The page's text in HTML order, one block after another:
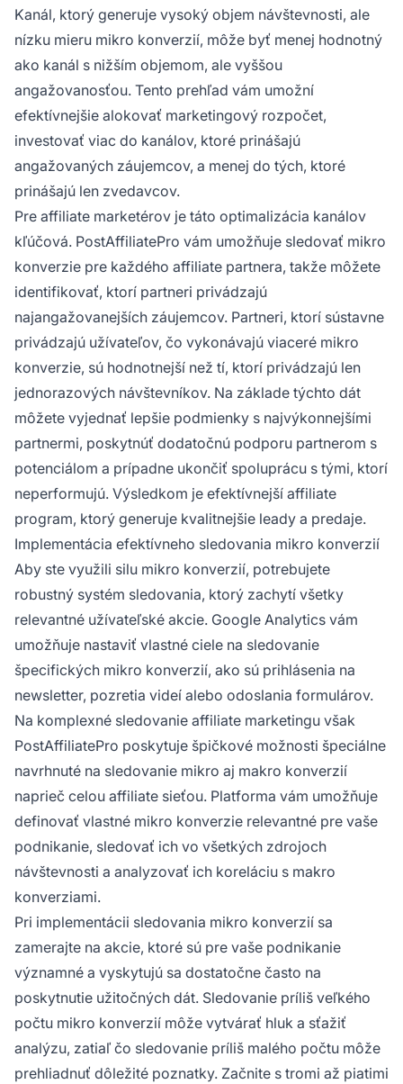
Kanál, ktorý generuje vysoký objem návštevnosti, ale
nízku mieru mikro konverzií, môže byť menej hodnotný
ako kanál s nižším objemom, ale vyššou
angažovanosťou. Tento prehľad vám umožní
efektívnejšie alokovať marketingový rozpočet,
investovať viac do kanálov, ktoré prinášajú
angažovaných záujemcov, a menej do tých, ktoré
prinášajú len zvedavcov.
Pre affiliate marketérov je táto optimalizácia kanálov
kľúčová. PostAffiliatePro vám umožňuje sledovať mikro
konverzie pre každého affiliate partnera, takže môžete
identifikovať, ktorí partneri privádzajú
najangažovanejších záujemcov. Partneri, ktorí sústavne
privádzajú užívateľov, čo vykonávajú viaceré mikro
konverzie, sú hodnotnejší než tí, ktorí privádzajú len
jednorazových návštevníkov. Na základe týchto dát
môžete vyjednať lepšie podmienky s najvýkonnejšími
partnermi, poskytnúť dodatočnú podporu partnerom s
potenciálom a prípadne ukončiť spoluprácu s tými, ktorí
neperformujú. Výsledkom je efektívnejší affiliate
program, ktorý generuje kvalitnejšie leady a predaje.
Implementácia efektívneho sledovania mikro konverzií
Aby ste využili silu mikro konverzií, potrebujete
robustný systém sledovania, ktorý zachytí všetky
relevantné užívateľské akcie. Google Analytics vám
umožňuje nastaviť vlastné ciele na sledovanie
špecifických mikro konverzií, ako sú prihlásenia na
newsletter, pozretia videí alebo odoslania formulárov.
Na komplexné sledovanie affiliate marketingu však
PostAffiliatePro poskytuje špičkové možnosti špeciálne
navrhnuté na sledovanie mikro aj makro konverzií
naprieč celou affiliate sieťou. Platforma vám umožňuje
definovať vlastné mikro konverzie relevantné pre vaše
podnikanie, sledovať ich vo všetkých zdrojoch
návštevnosti a analyzovať ich koreláciu s makro
konverziami.
Pri implementácii sledovania mikro konverzií sa
zamerajte na akcie, ktoré sú pre vaše podnikanie
významné a vyskytujú sa dostatočne často na
poskytnutie užitočných dát. Sledovanie príliš veľkého
počtu mikro konverzií môže vytvárať hluk a sťažiť
analýzu, zatiaľ čo sledovanie príliš malého počtu môže
prehliadnuť dôležité poznatky. Začnite s tromi až piatimi